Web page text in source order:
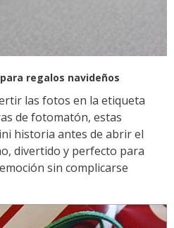
regalos navideños
las fotos en la etiqueta
de fotomatón, estas
historia antes de abrir el
divertido y perfecto para
sin complicarse